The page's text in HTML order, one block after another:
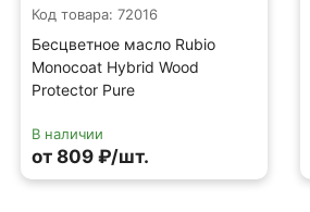
Код товара: 72016
Бесцветное масло Rubio
Monocoat Hybrid Wood
Protector Pure
В наличии
от 809 ₽/шт.